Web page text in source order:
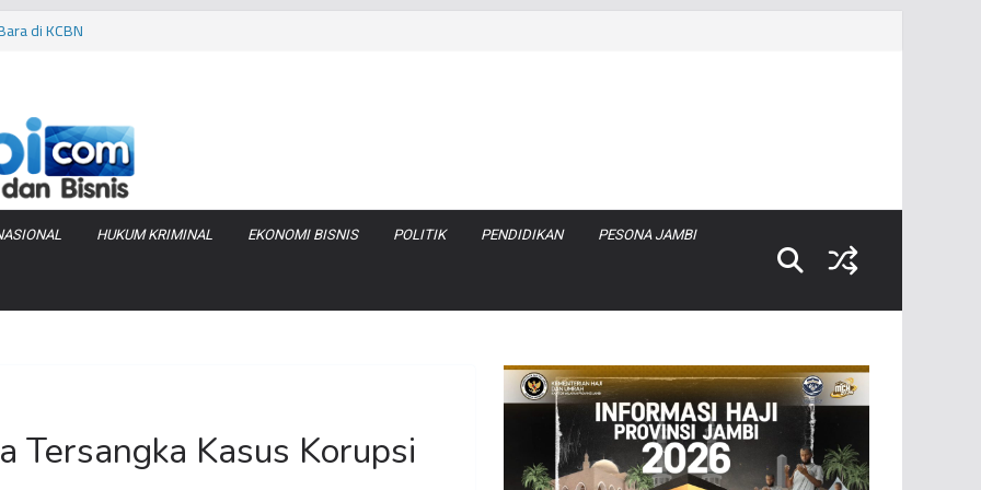
di KCBN
Zenix di
Terlibat
HUKUM KRIMINAL EKONOMI BISNIS POLITIK PENDIDIKAN PESONA JAMBI
Tersangka Kasus Korupsi